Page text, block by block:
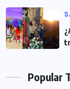
Popular